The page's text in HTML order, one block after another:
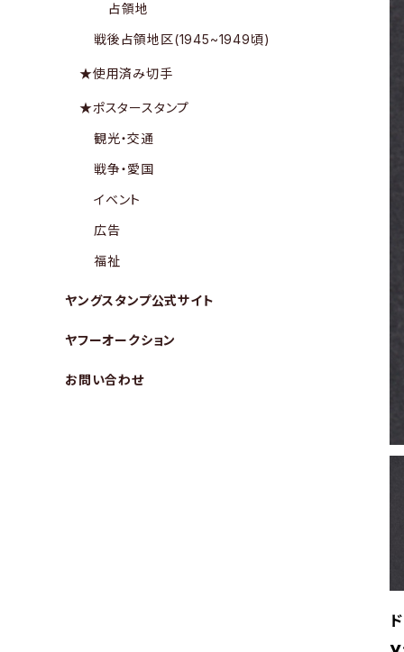
占領地
戦後占領地区(1945~1949頃)
★使用済み切手
★ポスタースタンプ
観光・交通
戦争・愛国
イベント
広告
福祉
ヤングスタンプ公式サイト
ヤフーオークション
お問い合わせ